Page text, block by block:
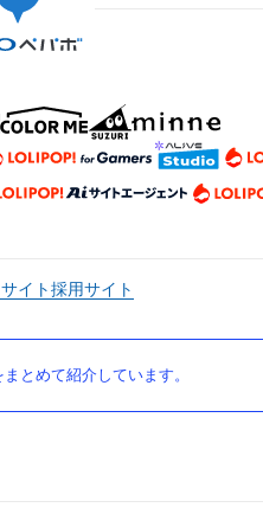
イト採用サイト
とめて紹介しています。